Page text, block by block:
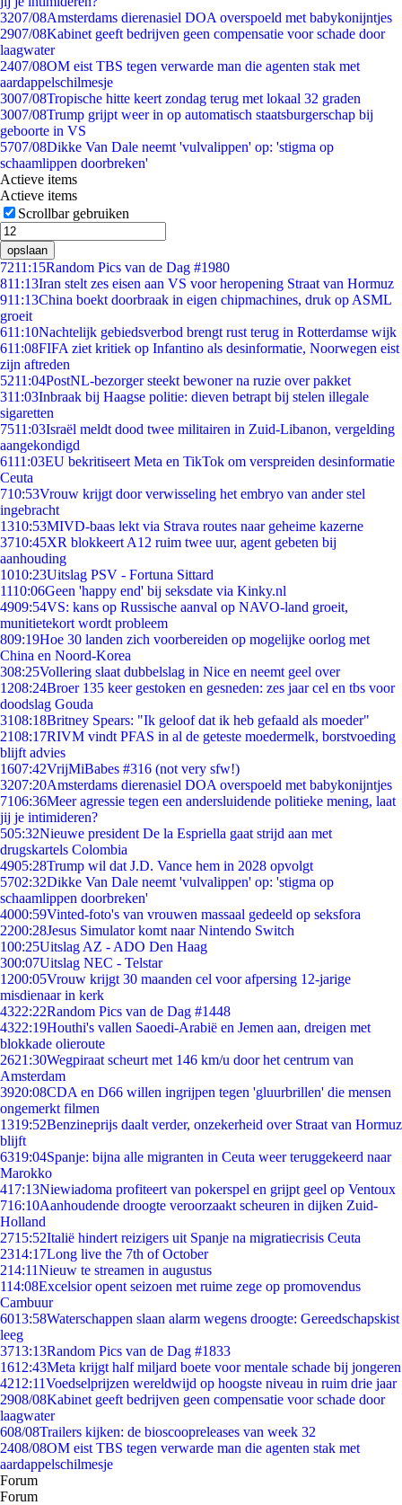
3207/08Amsterdams dierenasiel DOA overspoeld met babykonijntjes
2907/08Kabinet geeft bedrijven geen compensatie voor schade door
laagwater
2407/08OM eist TBS tegen verwarde man die agenten stak met
aardappelschilmesje
3007/08Tropische hitte keert zondag terug met lokaal 32 graden
3007/08Trump grijpt weer in op automatisch staatsburgerschap bij
geboorte in VS
5707/08Dikke Van Dale neemt 'vulvalippen' op: 'stigma op
schaamlippen doorbreken'
Actieve items
Actieve items
Scrollbar gebruiken
opslaan
7211:15Random Pics van de Dag #1980
811:13Iran stelt zes eisen aan VS voor heropening Straat van Hormuz
911:13China boekt doorbraak in eigen chipmachines, druk op ASML
groeit
611:10Nachtelijk gebiedsverbod brengt rust terug in Rotterdamse wijk
611:08FIFA ziet kritiek op Infantino als desinformatie, Noorwegen eist
zijn aftreden
5211:04PostNL-bezorger steekt bewoner na ruzie over pakket
311:03Inbraak bij Haagse politie: dieven betrapt bij stelen illegale
sigaretten
7511:03Israël meldt dood twee militairen in Zuid-Libanon, vergelding
aangekondigd
6111:03EU bekritiseert Meta en TikTok om verspreiden desinformatie
Ceuta
710:53Vrouw krijgt door verwisseling het embryo van ander stel
ingebracht
1310:53MIVD-baas lekt via Strava routes naar geheime kazerne
3710:45XR blokkeert A12 ruim twee uur, agent gebeten bij
aanhouding
1010:23Uitslag PSV - Fortuna Sittard
1110:06Geen 'happy end' bij seksdate via Kinky.nl
4909:54VS: kans op Russische aanval op NAVO-land groeit,
munitietekort wordt probleem
809:19Hoe 30 landen zich voorbereiden op mogelijke oorlog met
China en Noord-Korea
308:25Vollering slaat dubbelslag in Nice en neemt geel over
1208:24Broer 135 keer gestoken en gesneden: zes jaar cel en tbs voor
doodslag Gouda
3108:18Britney Spears: "Ik geloof dat ik heb gefaald als moeder"
2108:17RIVM vindt PFAS in al de geteste moedermelk, borstvoeding
blijft advies
1607:42VrijMiBabes #316 (not very sfw!)
3207:20Amsterdams dierenasiel DOA overspoeld met babykonijntjes
7106:36Meer agressie tegen een andersluidende politieke mening, laat
jij je intimideren?
505:32Nieuwe president De la Espriella gaat strijd aan met
drugskartels Colombia
4905:28Trump wil dat J.D. Vance hem in 2028 opvolgt
5702:32Dikke Van Dale neemt 'vulvalippen' op: 'stigma op
schaamlippen doorbreken'
4000:59Vinted-foto's van vrouwen massaal gedeeld op seksfora
2200:28Jesus Simulator komt naar Nintendo Switch
100:25Uitslag AZ - ADO Den Haag
300:07Uitslag NEC - Telstar
1200:05Vrouw krijgt 30 maanden cel voor afpersing 12-jarige
misdienaar in kerk
4322:22Random Pics van de Dag #1448
4322:19Houthi's vallen Saoedi-Arabië en Jemen aan, dreigen met
blokkade olieroute
2621:30Wegpiraat scheurt met 146 km/u door het centrum van
Amsterdam
3920:08CDA en D66 willen ingrijpen tegen 'gluurbrillen' die mensen
ongemerkt filmen
1319:52Benzineprijs daalt verder, onzekerheid over Straat van Hormuz
blijft
6319:04Spanje: bijna alle migranten in Ceuta weer teruggekeerd naar
Marokko
417:13Niewiadoma profiteert van pokerspel en grijpt geel op Ventoux
716:10Aanhoudende droogte veroorzaakt scheuren in dijken Zuid-
Holland
2715:52Italië hindert reizigers uit Spanje na migratiecrisis Ceuta
2314:17Long live the 7th of October
214:11Nieuw te streamen in augustus
114:08Excelsior opent seizoen met ruime zege op promovendus
Cambuur
6013:58Waterschappen slaan alarm wegens droogte: Gereedschapskist
leeg
3713:13Random Pics van de Dag #1833
1612:43Meta krijgt half miljard boete voor mentale schade bij jongeren
4212:11Voedselprijzen wereldwijd op hoogste niveau in ruim drie jaar
2908/08Kabinet geeft bedrijven geen compensatie voor schade door
laagwater
608/08Trailers kijken: de bioscoopreleases van week 32
2408/08OM eist TBS tegen verwarde man die agenten stak met
aardappelschilmesje
Forum
Forum